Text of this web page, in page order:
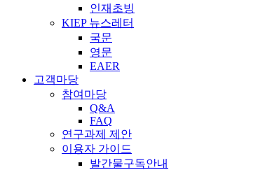
인재초빙
KIEP 뉴스레터
국문
영문
EAER
고객마당
참여마당
Q&A
FAQ
연구과제 제안
이용자 가이드
발간물구독안내